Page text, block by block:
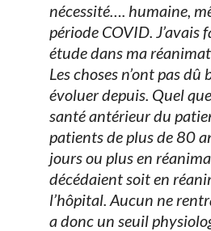
nécessité…. humaine,
période COVID. J’avais
étude dans ma
Les choses n’ont pas dû
évoluer depuis. Quel
santé antérieur du
patients de plus de 80
jours ou plus en
décédaient soit en
l’hôpital. Aucun ne
a donc un seuil